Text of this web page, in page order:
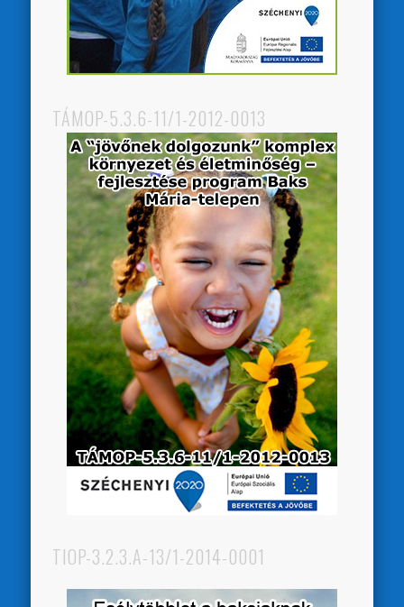
TÁMOP-5.3.6-11/1-2012-0013
TIOP-3.2.3.A-13/1-2014-0001